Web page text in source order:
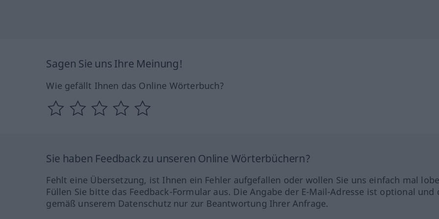
Sagen Sie uns Ihre Meinung!
Wie gefällt Ihnen das Online Wörterbuch?
Sie haben Feedback zu unseren Online Wörterbüchern?
Fehlt eine Übersetzung, ist Ihnen ein Fehler aufgefallen oder wollen Sie uns einfach mal
Füllen Sie bitte das Feedback-Formular aus. Die Angabe der E-Mail-Adresse ist optional und
gemäß unserem Datenschutz nur zur Beantwortung Ihrer Anfrage.